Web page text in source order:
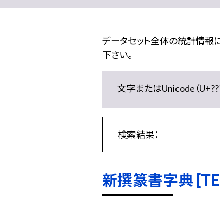
データセット全体の統計情報
下さい。
文字またはUnicode（
検索結果：
新撰篆書字典